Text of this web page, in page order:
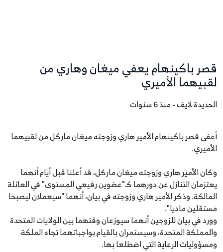
قصر باكينهام يعفي ميغان وهاري من
لقبيهما الأميري
الحديدة لايف - منذ 6 سنوات
أعفى قصر باكينهام الأمير هاري وزوجته ميغان ماركل من لقبيهما
الأميري.
وكان الأمير هاري وزوجته ميغان ماركل، قد أعلنا قبل أيام أنهما
يعتزمان التنازل عن دورهما كـ"عضوين رفيعي المستوى" في العائلة
المالكة. وذكر الأمير هاري وزوجته في بيان، أنهما "سيعملان ليصبحا
مستقلين ماديا".
وورد في بيان للزوجين أنهما سيوزعان وقتهما بين الولايات المتحدة
والمملكة المتحدة، وسيستمران بالقيام بواجباتهما تجاه الملكة
ومسؤوليات الرعاية التي اضطلعا بها.